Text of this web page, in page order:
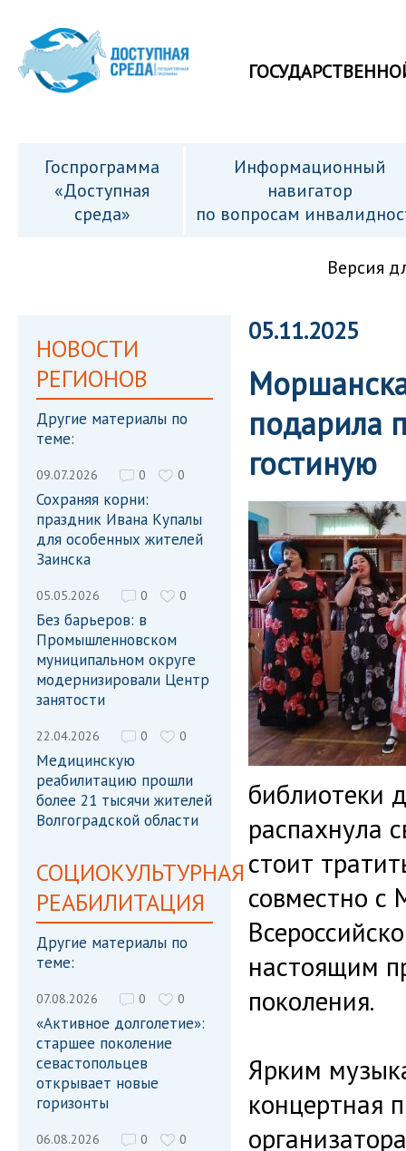
Госпрограмма
«Доступная
среда»
Информационный
навигатор
по вопросам
Версия
НОВОСТИ
РЕГИОНОВ
Другие материалы по
теме:
09.07.2026 0 0
Сохраняя корни:
праздник Ивана Купалы
для особенных жителей
Заинска
05.05.2026 0 0
Без барьеров: в
Промышленновском
муниципальном округе
модернизировали Центр
занятости
22.04.2026 0 0
Медицинскую
реабилитацию прошли
более 21 тысячи жителей
Волгоградской области
СОЦИОКУЛЬТУРНАЯ
РЕАБИЛИТАЦИЯ
Другие материалы по
теме:
07.08.2026 0 0
«Активное долголетие»:
старшее поколение
севастопольцев
открывает новые
горизонты
06.08.2026 0 0
05.11.2025
подарила
гостиную
библиотеки
распахнула
стоит
совместно с
настоящим
поколения.
Ярким
концертная